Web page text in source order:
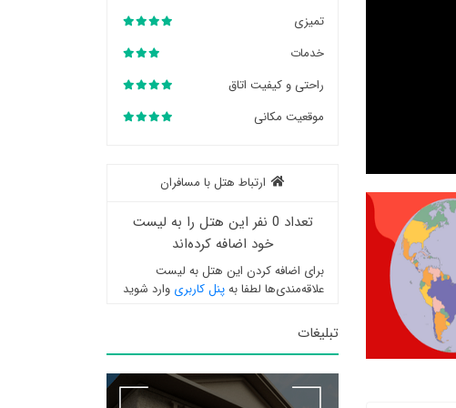
تمیزی
خدمات
راحتی و کیفیت اتاق
موقعیت مکانی
ارتباط هتل با مسافران
تعداد 0 نفر این هتل را به لیست
خود اضافه کرده‌اند
برای اضافه کردن این هتل به لیست
علاقه‌مندی‌ها لطفا بهپنل کاربری وارد شوید
تبلیغات